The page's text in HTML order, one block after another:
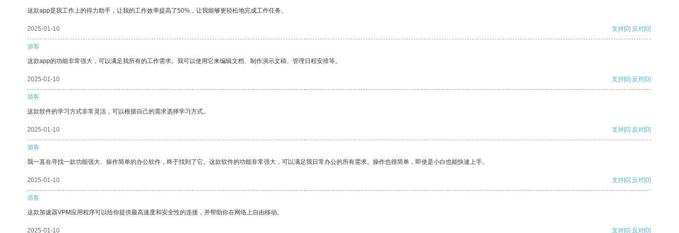
这款app是我工作上的得力助手，让我的工作效率提高了50%，让我能够更轻松地完成工作任务。
2025-01-10 支持[0] 反对[0]
游客
这款app的功能非常强大，可以满足我所有的工作需求。我可以使用它来编辑文档、制作演示文稿、管理日程安排等。
2025-01-10 支持[0] 反对[0]
游客
这款软件的学习方式非常灵活，可以根据自己的需求选择学习方式。
2025-01-10 支持[0] 反对[0]
游客
我一直在寻找一款功能强大、操作简单的办公软件，终于找到了它。这款软件的功能非常强大，可以满足我日常办公的所有需求。操作也很简单，即使是小白也能快速上手。
2025-01-10 支持[0] 反对[0]
游客
这款加速器VPM应用程序可以给你提供最高速度和安全性的连接，并帮助你在网络上自由移动。
2025-01-10 支持[0] 反对[0]